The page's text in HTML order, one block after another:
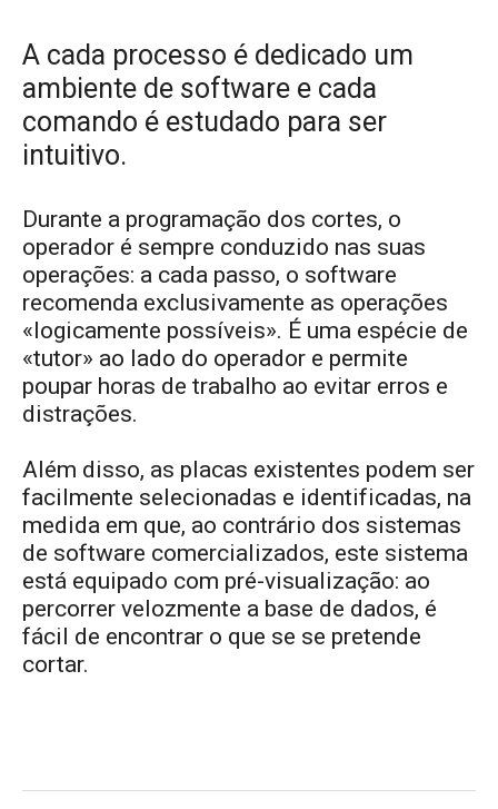
A cada processo é dedicado um
ambiente de software e cada
comando é estudado para ser
intuitivo.
Durante a programação dos cortes, o
operador é sempre conduzido nas suas
operações: a cada passo, o software
recomenda exclusivamente as operações
«logicamente possíveis». É uma espécie de
«tutor» ao lado do operador e permite
poupar horas de trabalho ao evitar erros e
distrações.
Além disso, as placas existentes podem ser
facilmente selecionadas e identificadas, na
medida em que, ao contrário dos sistemas
de software comercializados, este sistema
está equipado com pré-visualização: ao
percorrer velozmente a base de dados, é
fácil de encontrar o que se se pretende
cortar.